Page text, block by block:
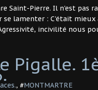
Saint-Pierre. Il n'est pas
lamenter : C'était mieux
incivilité nous
Pigalle.
, #MONTMARTRE